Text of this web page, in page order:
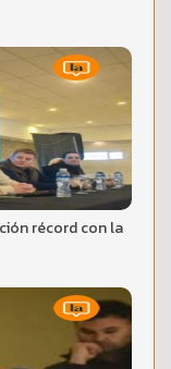
récord con la